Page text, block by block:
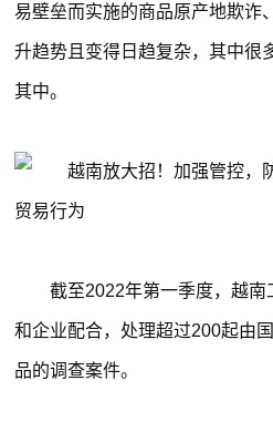
易壁垒而实施的商品原产地欺诈
升趋势且变得日趋复杂，其中很
其中。
截至2022年第一季度，越
和企业配合，处理超过200起由
品的调查案件。